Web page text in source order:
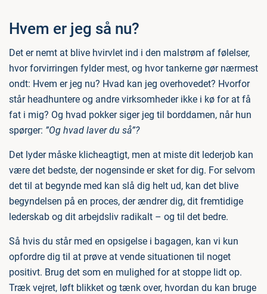
Hvem er jeg så nu?
Det er nemt at blive hvirvlet ind i den malstrøm af følelser,
hvor forvirringen fylder mest, og hvor tankerne gør nærmest
ondt: Hvem er jeg nu? Hvad kan jeg overhovedet? Hvorfor
står headhuntere og andre virksomheder ikke i kø for at få
fat i mig? Og hvad pokker siger jeg til borddamen, når hun
spørger: ”Og hvad laver du så”?
Det lyder måske klicheagtigt, men at miste dit lederjob kan
være det bedste, der nogensinde er sket for dig. For selvom
det til at begynde med kan slå dig helt ud, kan det blive
begyndelsen på en proces, der ændrer dig, dit fremtidige
lederskab og dit arbejdsliv radikalt – og til det bedre.
Så hvis du står med en opsigelse i bagagen, kan vi kun
opfordre dig til at prøve at vende situationen til noget
positivt. Brug det som en mulighed for at stoppe lidt op.
Træk vejret, løft blikket og tænk over, hvordan du kan bruge